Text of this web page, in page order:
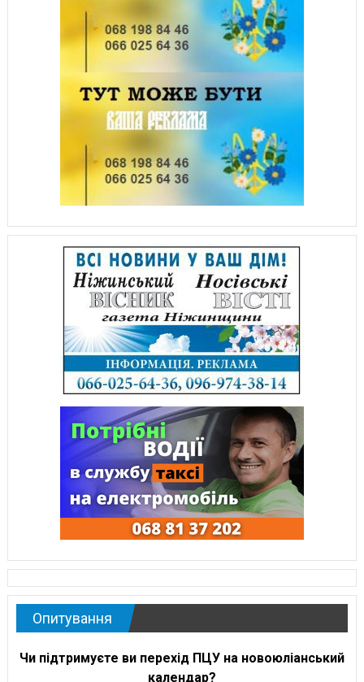
Опитування
Чи підтримуєте ви перехід ПЦУ на новоюліанський
календар?